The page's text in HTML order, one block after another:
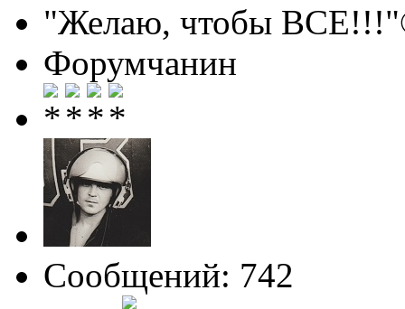
"Желаю, чтобы
Форумчанин
Сообщений: 742